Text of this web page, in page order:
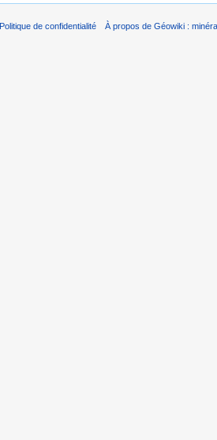
Politique de confidentialité À propos de Géowiki :